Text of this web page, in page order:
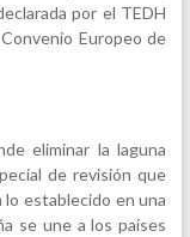
por el TEDH
Europeo de
eliminar la laguna
de revisión que
establecido en una
se une a los países